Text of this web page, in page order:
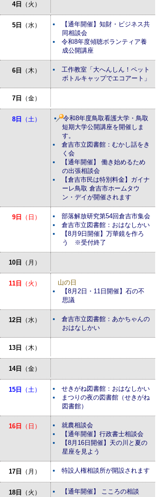
4日 （火）
5日 （水）
【通年開催】知財・ビジネス共
同相談会
令和8年度傾聴ボランティア養
成公開講座
6日 （木）
工作教室「大へんしん！ペット
ボトルキャップでエコアート」
7日 （金）
8日 （土）
令和8年度鳥取看護大学・鳥取
短期大学公開講座を開催しま
す。
倉吉市立図書館：むかし話をき
く会
【通年開催】 働き始めるため
の出張相談会
【倉吉市民は特別料金】ガイナ
ーレ鳥取 倉吉市ホームタウ
ン・デイが開催されます
9日 （日）
部落解放研究第54回倉吉市集会
倉吉市立図書館：おはなしかい
【8月9日開催】万華鏡を作ろ
う ※受付終了
10日 （月）
11日 （火）
山の日
【8月2日・11日開催】石の不
思議
12日 （水）
倉吉市立図書館：あかちゃんの
おはなしかい
13日 （木）
14日 （金）
15日 （土）
せきがね図書館：おはなしかい
まつりの夜の図書館（せきがね
図書館）
16日 （日）
就農相談会
【通年開催】行政書士相談会
【8月16日開催】天の川と夏の
星座を見よう
17日 （月） 特設人権相談所が開設されます
18日 （火） 【通年開催】 こころの相談